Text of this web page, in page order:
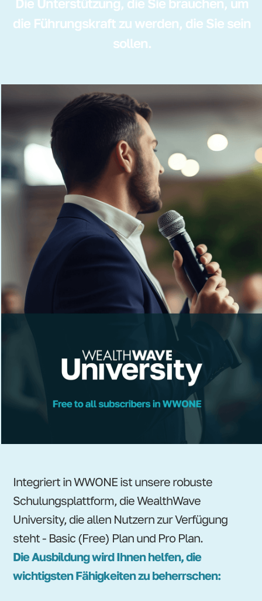
Die Unterstützung, die Sie brauchen, um
die Führungskraft zu werden, die Sie sein
sollen.
Integriert in WWONE ist unsere robuste
Schulungsplattform, die WealthWave
University, die allen Nutzern zur Verfügung
steht - Basic (Free) Plan und Pro Plan.
Die Ausbildung wird Ihnen helfen, die
wichtigsten Fähigkeiten zu beherrschen: